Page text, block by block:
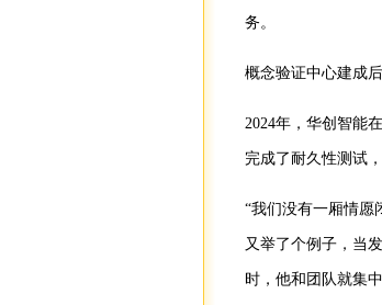
务。
概念验证中心建成
2024年，华创智能
完成了耐久性测试
“我们没有一厢情愿
又举了个例子，当
时，他和团队就集